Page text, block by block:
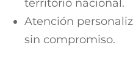
territorio nacional.
Atención
sin compromiso.